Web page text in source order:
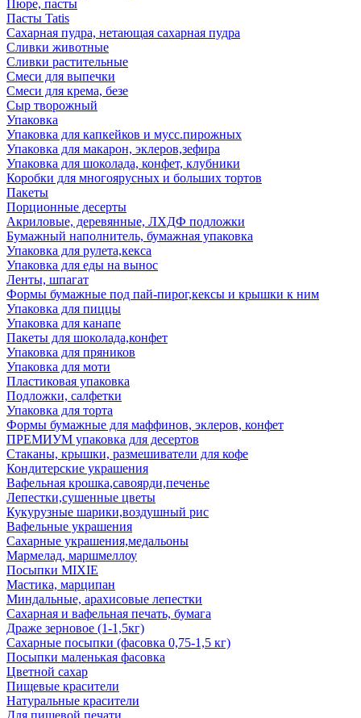
Пюре, пасты
Пасты Tatis
Сахарная пудра, нетающая сахарная пудра
Сливки животные
Сливки растительные
Смеси для выпечки
Смеси для крема, безе
Сыр творожный
Упаковка
Упаковка для капкейков и мусс.пирожных
Упаковка для макарон, эклеров,зефира
Упаковка для шоколада, конфет, клубники
Коробки для многоярусных и больших тортов
Пакеты
Порционные десерты
Акриловые, деревянные, ЛХДФ подложки
Бумажный наполнитель, бумажная упаковка
Упаковка для рулета,кекса
Упаковка для еды на вынос
Ленты, шпагат
Формы бумажные под пай-пирог,кексы и крышки к ним
Упаковка для пиццы
Упаковка для канапе
Пакеты для шоколада,конфет
Упаковка для пряников
Упаковка для моти
Пластиковая упаковка
Подложки, салфетки
Упаковка для торта
Формы бумажные для маффинов, эклеров, конфет
ПРЕМИУМ упаковка для десертов
Стаканы, крышки, размешиватели для кофе
Кондитерские украшения
Вафельная крошка,савоярди,печенье
Лепестки,сушенные цветы
Кукурузные шарики,воздушный рис
Вафельные украшения
Сахарные украшения,медальоны
Мармелад, маршмеллоу
Посыпки MIXIE
Мастика, марципан
Миндальные, арахисовые лепестки
Сахарная и вафельная печать, бумага
Драже зерновое (1-1,5кг)
Сахарные посыпки (фасовка 0,75-1,5 кг)
Посыпки маленькая фасовка
Цветной сахар
Пищевые красители
Натуральные красители
Для пищевой печати